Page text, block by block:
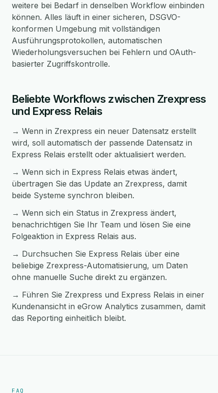
weitere bei Bedarf in denselben Workflow einbinden
können. Alles läuft in einer sicheren, DSGVO-
konformen Umgebung mit vollständigen
Ausführungsprotokollen, automatischen
Wiederholungsversuchen bei Fehlern und OAuth-
basierter Zugriffskontrolle.
Beliebte Workflows zwischen Zrexpress
und Express Relais
→ Wenn in Zrexpress ein neuer Datensatz erstellt
wird, soll automatisch der passende Datensatz in
Express Relais erstellt oder aktualisiert werden.
→ Wenn sich in Express Relais etwas ändert,
übertragen Sie das Update an Zrexpress, damit
beide Systeme synchron bleiben.
→ Wenn sich ein Status in Zrexpress ändert,
benachrichtigen Sie Ihr Team und lösen Sie eine
Folgeaktion in Express Relais aus.
→ Durchsuchen Sie Express Relais über eine
beliebige Zrexpress-Automatisierung, um Daten
ohne manuelle Suche direkt zu ergänzen.
→ Führen Sie Zrexpress und Express Relais in einer
Kundenansicht in eGrow Analytics zusammen, damit
das Reporting einheitlich bleibt.
FAQ